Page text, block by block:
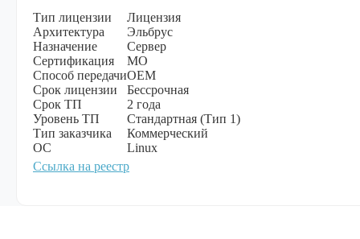
Тип лицензии
Лицензия
Архитектура
Эльбрус
Назначение
Сервер
Сертификация
МО
Способ передачиOEM
Срок лицензии
Бессрочная
Срок ТП
2 года
Уровень ТП
Стандартная (Тип 1)
Тип заказчика
Коммерческий
ОС
Linux
Ссылка на реестр